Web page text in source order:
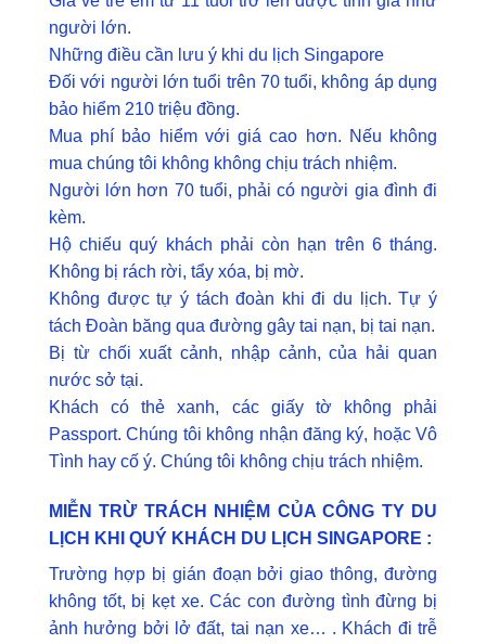
người lớn.
Những điều cần lưu ý khi du lịch Singapore
Đối với người lớn tuổi trên 70 tuổi, không áp dụng
bảo hiểm 210 triệu đồng.
Mua phí bảo hiểm với giá cao hơn. Nếu không
mua chúng tôi không không chịu trách nhiệm.
Người lớn hơn 70 tuổi, phải có người gia đình đi
kèm.
Hộ chiếu quý khách phải còn hạn trên 6 tháng.
Không bị rách rời, tẩy xóa, bị mờ.
Không được tự ý tách đoàn khi đi du lịch. Tự ý
tách Đoàn băng qua đường gây tai nạn, bị tai nạn.
Bị từ chối xuất cảnh, nhập cảnh, của hải quan
nước sở tại.
Khách có thẻ xanh, các giấy tờ không phải
Passport. Chúng tôi không nhận đăng ký, hoặc Vô
Tình hay cố ý. Chúng tôi không chịu trách nhiệm.
MIỄN TRỪ TRÁCH NHIỆM CỦA CÔNG TY DU
LỊCH KHI QUÝ KHÁCH DU LỊCH SINGAPORE :
Trường hợp bị gián đoạn bởi giao thông, đường
không tốt, bị kẹt xe. Các con đường tình đừng bị
ảnh hưởng bởi lở đất, tai nạn xe… . Khách đi trễ